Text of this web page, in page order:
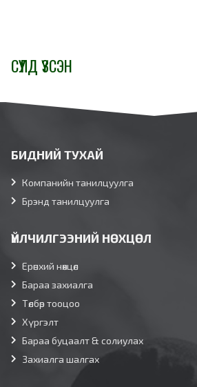
СҮҮЛД ҮЗСЭН
БИДНИЙ ТУХАЙ
Компанийн танилцуулга
Брэнд танилцуулга
ҮЙЛЧИЛГЭЭНИЙ НӨХЦӨЛ
Ерөнхий нөхцөл
Бараа захиалга
Төлбөр тооцоо
Хүргэлт
Бараа буцаалт & солиулах
Захиалга шалгах